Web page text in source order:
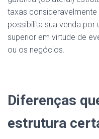
taxas
possibilita sua venda por
superior em virtude de
ou os negócios.
Diferenças
estrutura